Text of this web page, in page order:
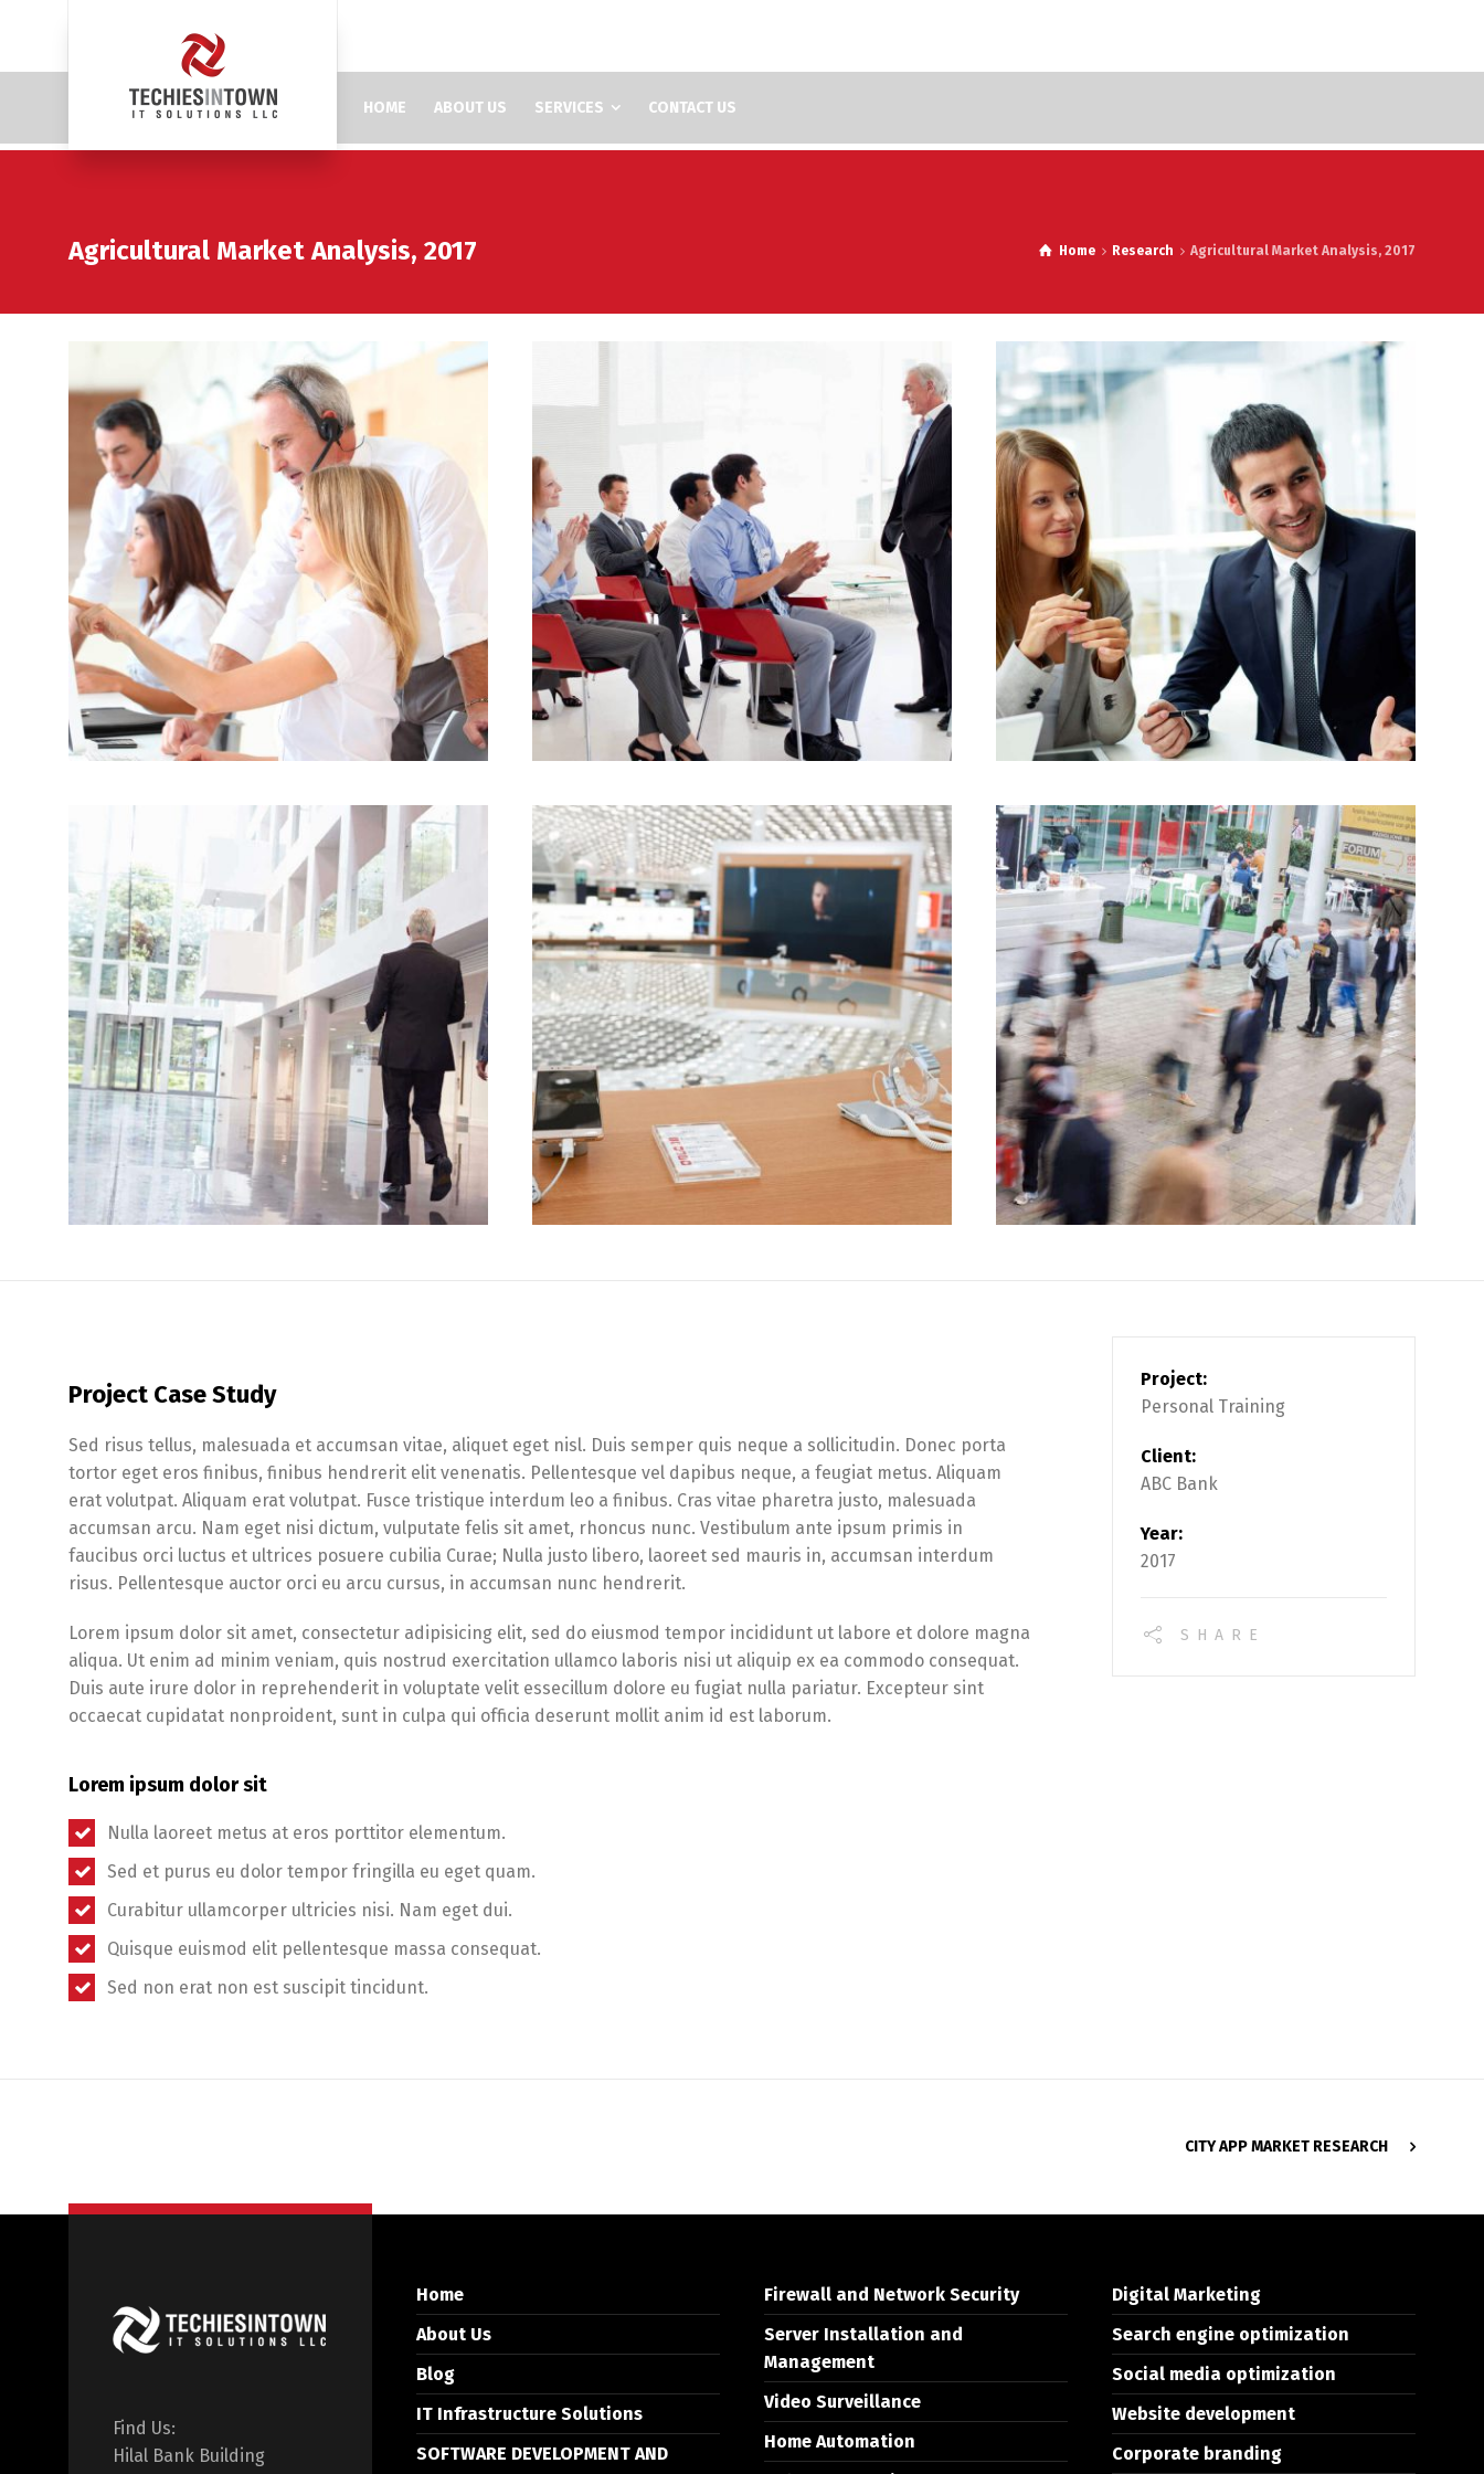
HOME ABOUT US SERVICES CONTACT US
Agricultural Market Analysis, 2017 Home Research Agricultural Market Analysis, 2017
Project Case Study
Sed risus tellus, malesuada et accumsan vitae, aliquet eget nisl. Duis semper quis neque a sollicitudin. Donec porta
tortor eget eros finibus, finibus hendrerit elit venenatis. Pellentesque vel dapibus neque, a feugiat metus. Aliquam
erat volutpat. Aliquam erat volutpat. Fusce tristique interdum leo a finibus. Cras vitae pharetra justo, malesuada
accumsan arcu. Nam eget nisi dictum, vulputate felis sit amet, rhoncus nunc. Vestibulum ante ipsum primis in
faucibus orci luctus et ultrices posuere cubilia Curae; Nulla justo libero, laoreet sed mauris in, accumsan interdum
risus. Pellentesque auctor orci eu arcu cursus, in accumsan nunc hendrerit.
Lorem ipsum dolor sit amet, consectetur adipisicing elit, sed do eiusmod tempor incididunt ut labore et dolore magna
aliqua. Ut enim ad minim veniam, quis nostrud exercitation ullamco laboris nisi ut aliquip ex ea commodo consequat.
Duis aute irure dolor in reprehenderit in voluptate velit essecillum dolore eu fugiat nulla pariatur. Excepteur sint
occaecat cupidatat nonproident, sunt in culpa qui officia deserunt mollit anim id est laborum.
Lorem ipsum dolor sit
Nulla laoreet metus at eros porttitor elementum.
Sed et purus eu dolor tempor fringilla eu eget quam.
Curabitur ullamcorper ultricies nisi. Nam eget dui.
Quisque euismod elit pellentesque massa consequat.
Sed non erat non est suscipit tincidunt.
Project:
Personal Training
Client:
ABC Bank
Year:
2017
SHARE
CITY APP MARKET RESEARCH
Find Us:
Hilal Bank Building
Home
About Us
Blog
IT Infrastructure Solutions
SOFTWARE DEVELOPMENT AND
Firewall and Network Security
Server Installation and
Management
Video Surveillance
Home Automation
Digital Marketing
Search engine optimization
Social media optimization
Website development
Corporate branding